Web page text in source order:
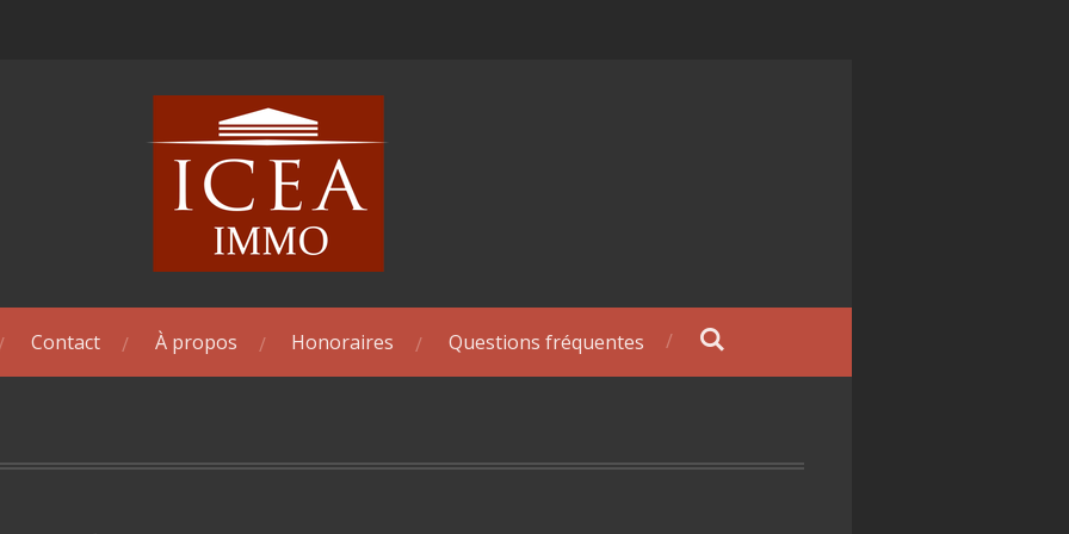
Contact À propos Honoraires Questions fréquentes